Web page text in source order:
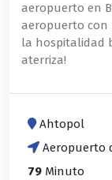
aeropuerto en
aeropuerto con
la hospitalidad
aterriza!
Ahtopol
Aeropuerto
79 Minuto